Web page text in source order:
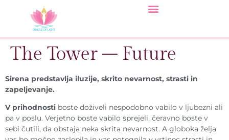
The Tower – Future
Sirena predstavlja iluzije, skrito nevarnost, strasti in
zapeljevanje.
V prihodnosti boste doživeli nespodobno vabilo v ljubezni ali
pa v poslu. Verjetno boste vabilo sprejeli, čeravno boste v
sebi čutili, da obstaja neka skrita nevarnost. A globoka želja